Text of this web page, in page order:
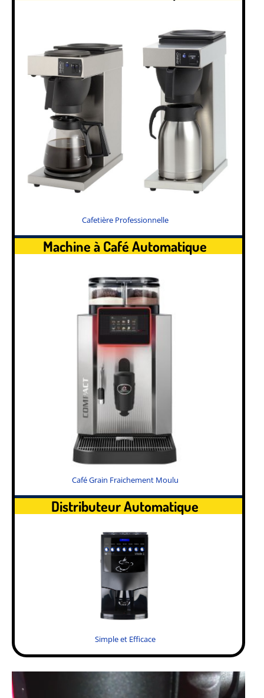
Cafetière Professionnelle
Machine à Café Automatique
Café Grain Fraichement Moulu
Distributeur Automatique
Simple et Efficace